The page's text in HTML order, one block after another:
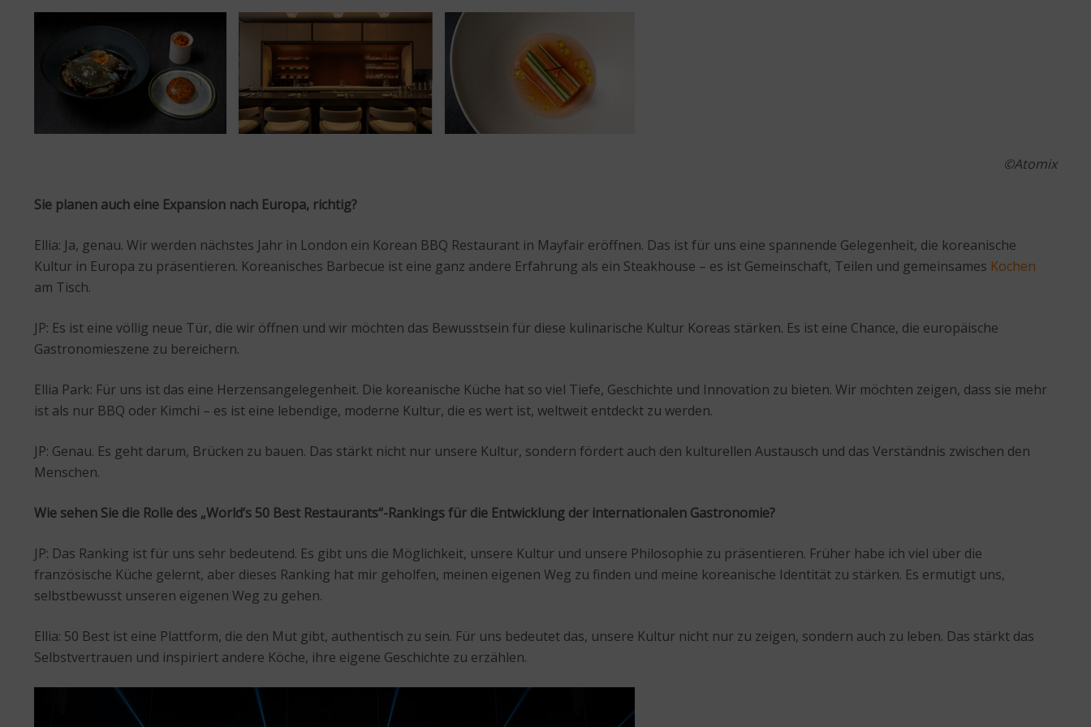
©Atomix
Sie planen auch eine Expansion nach Europa, richtig?
Ellia: Ja, genau. Wir werden nächstes Jahr in London ein Korean BBQ Restaurant in Mayfair eröffnen. Das ist für uns eine spannende Gelegenheit, die koreanische
Kultur in Europa zu präsentieren. Koreanisches Barbecue ist eine ganz andere Erfahrung als ein Steakhouse – es ist Gemeinschaft, Teilen und gemeinsames Kochen
am Tisch.
JP: Es ist eine völlig neue Tür, die wir öffnen und wir möchten das Bewusstsein für diese kulinarische Kultur Koreas stärken. Es ist eine Chance, die europäische
Gastronomieszene zu bereichern.
Ellia Park: Für uns ist das eine Herzensangelegenheit. Die koreanische Küche hat so viel Tiefe, Geschichte und Innovation zu bieten. Wir möchten zeigen, dass sie mehr
ist als nur BBQ oder Kimchi – es ist eine lebendige, moderne Kultur, die es wert ist, weltweit entdeckt zu werden.
JP: Genau. Es geht darum, Brücken zu bauen. Das stärkt nicht nur unsere Kultur, sondern fördert auch den kulturellen Austausch und das Verständnis zwischen den
Menschen.
Wie sehen Sie die Rolle des „World’s 50 Best Restaurants“-Rankings für die Entwicklung der internationalen Gastronomie?
JP: Das Ranking ist für uns sehr bedeutend. Es gibt uns die Möglichkeit, unsere Kultur und unsere Philosophie zu präsentieren. Früher habe ich viel über die
französische Küche gelernt, aber dieses Ranking hat mir geholfen, meinen eigenen Weg zu finden und meine koreanische Identität zu stärken. Es ermutigt uns,
selbstbewusst unseren eigenen Weg zu gehen.
Ellia: 50 Best ist eine Plattform, die den Mut gibt, authentisch zu sein. Für uns bedeutet das, unsere Kultur nicht nur zu zeigen, sondern auch zu leben. Das stärkt das
Selbstvertrauen und inspiriert andere Köche, ihre eigene Geschichte zu erzählen.